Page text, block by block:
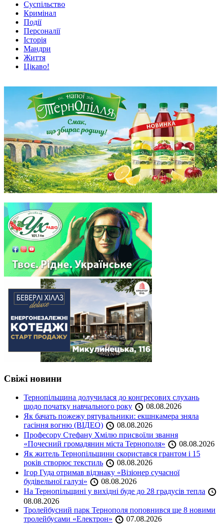
Суспільство
Кримінал
Події
Персоналії
Історія
Мандри
Життя
Цікаво!
Свіжі новини
Тернопільщина долучилася до конгресових слухань
щодо початку навчального року
08.08.2026
Як бачать пожежу рятувальники: екшнкамера зняла
гасіння вогню (ВІДЕО)
08.08.2026
Професору Стефану Хмілю присвоїли звання
«Почесний громадянин міста Тернополя»
08.08.2026
Як житель Тернопільщини скористався грантом і 15
років створює текстиль
08.08.2026
Ігор Гуда отримав відзнаку «Візіонер сучасної
будівельної галузі»
08.08.2026
На Тернопільщині у вихідні буде до 28 градусів тепла
08.08.2026
Тролейбусний парк Тернополя поповнився ще 8 новими
тролейбусами «Електрон»
07.08.2026